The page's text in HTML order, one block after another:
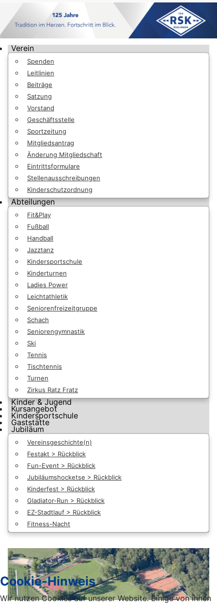
Verein
Spenden
Leitlinien
Beiträge
Satzung
Vorstand
Geschäftsstelle
Sportzeitung
Mitgliedsantrag
Änderung Mitgliedschaft
Eintrittsformulare
Stellenausschreibungen
Kinderschutzordnung
Abteilungen
Fit&Play
Fußball
Handball
Jazztanz
Kindersportschule
Kinderturnen
Ladies Power
Leichtathletik
Seniorenfreizeitgruppe
Schach
Seniorengymnastik
Ski
Tennis
Tischtennis
Turnen
Zirkus Ratz Fratz
Kinder & Jugend
Kursangebot
Kindersportschule
Gaststätte
Jubiläum
Vereinsgeschichte(n)
Festakt > Rückblick
Fun-Event > Rückblick
Jubiläumshocketse > Rückblick
Kinderfest > Rückblick
Gladiator-Run > Rückblick
EZ-Stadtlauf > Rückblick
Fitness-Nacht
Cookie-Hinweis
Wir nutzen Cookies auf unserer Website. Einige von ihnen